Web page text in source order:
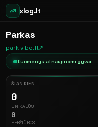
xlog.lt
Parkas
park.vibo.lt↗
Duomenys atnaujinami gyvai
ŠIANDIEN
0
UNIKALŪS
0
PERŽIŪROS